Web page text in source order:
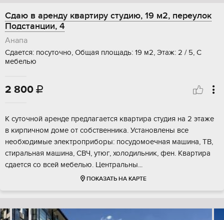
Сдаю в аренду квартиру студию, 19 м2, переулок
Подстанции, 4
Анапа
Сдается: посуточно, Общая площадь: 19 м2, Этаж: 2 / 5, С
мебелью
2 800 
К суточной аренде предлагается квартира студия на 2 этаже
в кирпичном доме от собственника. Установлены все
необходимые электроприборы: посудомоечная машина, ТВ,
стиральная машина, СВЧ, утюг, холодильник, фен. Квартира
сдается со всей мебелью. Центральны...
ПОКАЗАТЬ НА КАРТЕ